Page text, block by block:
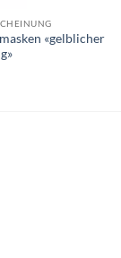
«gelblicher